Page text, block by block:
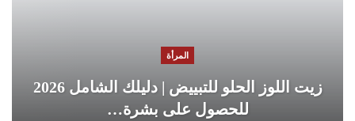
المرأة
زيت اللوز الحلو للتبييض | دليلك الشامل 2026
للحصول على بشرة…